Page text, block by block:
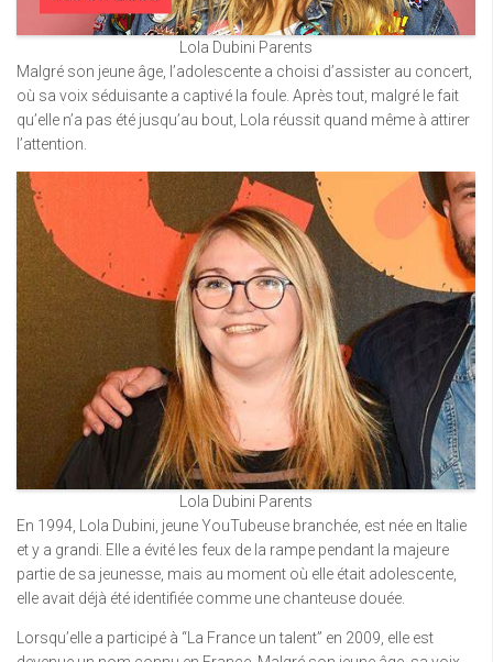
Lola Dubini Parents
Malgré son jeune âge, l’adolescente a choisi d’assister au concert,
où sa voix séduisante a captivé la foule. Après tout, malgré le fait
qu’elle n’a pas été jusqu’au bout, Lola réussit quand même à attirer
l’attention.
Lola Dubini Parents
En 1994, Lola Dubini, jeune YouTubeuse branchée, est née en Italie
et y a grandi. Elle a évité les feux de la rampe pendant la majeure
partie de sa jeunesse, mais au moment où elle était adolescente,
elle avait déjà été identifiée comme une chanteuse douée.
Lorsqu’elle a participé à “La France un talent” en 2009, elle est